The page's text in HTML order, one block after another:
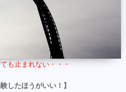
も止まれない・・・
したほうがいい！】